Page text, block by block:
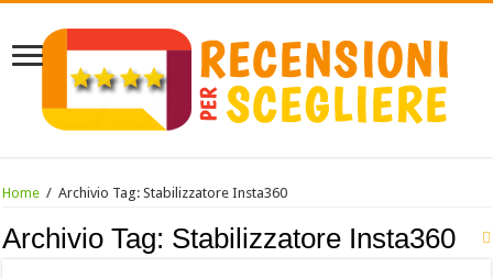
Home / Archivio Tag:Stabilizzatore Insta360
Archivio Tag: Stabilizzatore Insta360